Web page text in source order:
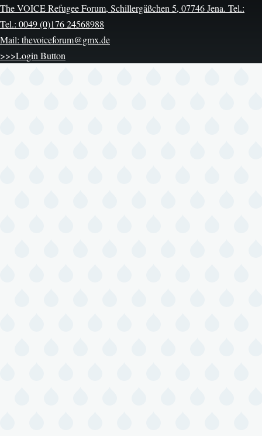
The VOICE Refugee Forum, Schillergäßchen 5, 07746 Jena. Tel.:
Tel.: 0049 (0)176 24568988
Mail: thevoiceforum@gmx.de
>>>Login Button